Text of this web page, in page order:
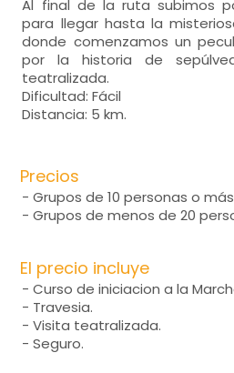
Al final de la ruta subimos
para llegar hasta la
donde comenzamos un
por la historia de
teatralizada.
Dificultad: Fácil
Distancia: 5 km.
Precios
- Grupos de 10 personas o
- Grupos de menos de 20
El precio incluye
- Curso de iniciacion a la
- Travesia.
- Visita teatralizada.
- Seguro.